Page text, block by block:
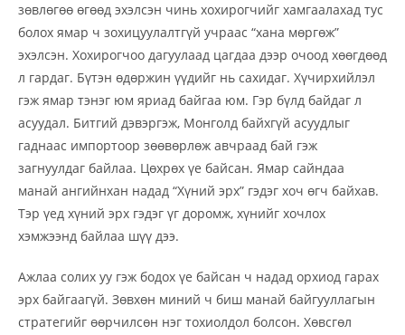
зөвлөгөө өгөөд эхэлсэн чинь хохирогчийг хамгаалахад тус
болох ямар ч зохицуулалтгүй учраас “хана мөргөж”
эхэлсэн. Хохирогчоо дагуулаад цагдаа дээр очоод хөөгдөөд
л гардаг. Бүтэн өдөржин үүдийг нь сахидаг. Хүчирхийлэл
гэж ямар тэнэг юм яриад байгаа юм. Гэр бүлд байдаг л
асуудал. Битгий дэвэргэж, Монголд байхгүй асуудлыг
гаднаас импортоор зөөвөрлөж авчраад бай гэж
загнуулдаг байлаа. Цөхрөх үе байсан. Ямар сайндаа
манай ангийнхан надад “Хүний эрх” гэдэг хоч өгч байхав.
Тэр үед хүний эрх гэдэг үг доромж, хүнийг хочлох
хэмжээнд байлаа шүү дээ.
Ажлаа солих уу гэж бодох үе байсан ч надад орхиод гарах
эрх байгаагүй. Зөвхөн миний ч биш манай байгууллагын
стратегийг өөрчилсөн нэг тохиолдол болсон. Хөвсгөл